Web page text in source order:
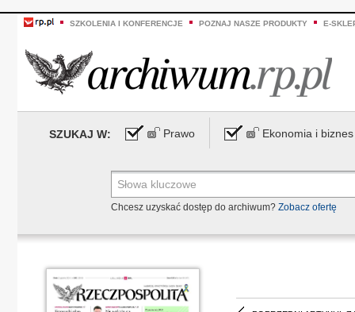
SZKOLENIA I KONFERENCJE POZNAJ NASZE PRODUKTY E-
SZUKAJ W: Prawo Ekonomia i biznes
Chcesz uzyskać dostęp do archiwum? Zobacz ofertę